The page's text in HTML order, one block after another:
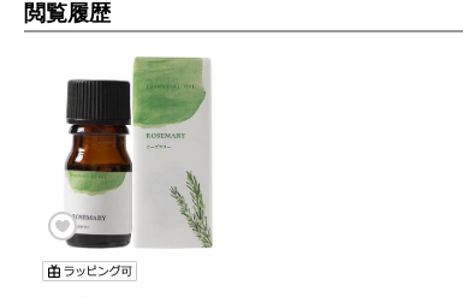
閲覧履歴